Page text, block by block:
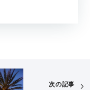
次の記事